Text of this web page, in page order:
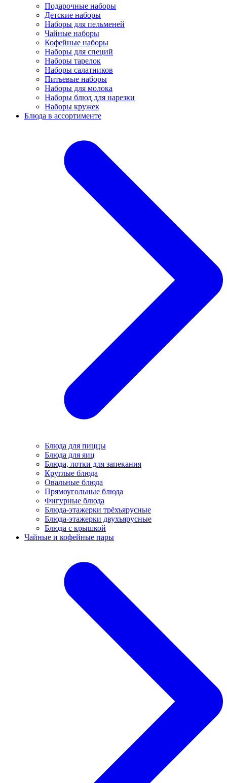
Подарочные наборы
Детские наборы
Наборы для пельменей
Чайные наборы
Кофейные наборы
Наборы для специй
Наборы тарелок
Наборы салатников
Питьевые наборы
Наборы для молока
Наборы блюд для нарезки
Наборы кружек
Блюда в ассортименте
Блюда для пиццы
Блюда для яиц
Блюда, лотки для запекания
Круглые блюда
Овальные блюда
Прямоугольные блюда
Фигурные блюда
Блюда-этажерки трёхъярусные
Блюда-этажерки двухъярусные
Блюда с крышкой
Чайные и кофейные пары